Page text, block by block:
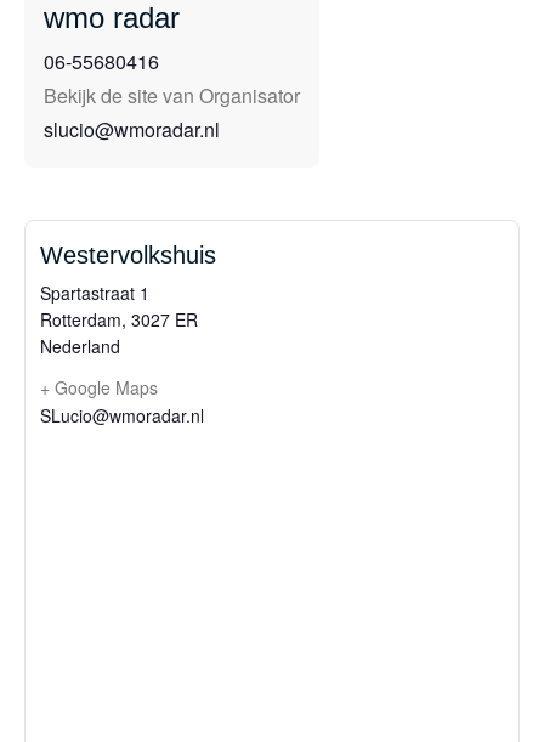
wmo radar
06-55680416
Bekijk de site van Organisator
slucio@wmoradar.nl
Westervolkshuis
Spartastraat 1
Rotterdam, 3027 ER
Nederland
+ Google Maps
SLucio@wmoradar.nl